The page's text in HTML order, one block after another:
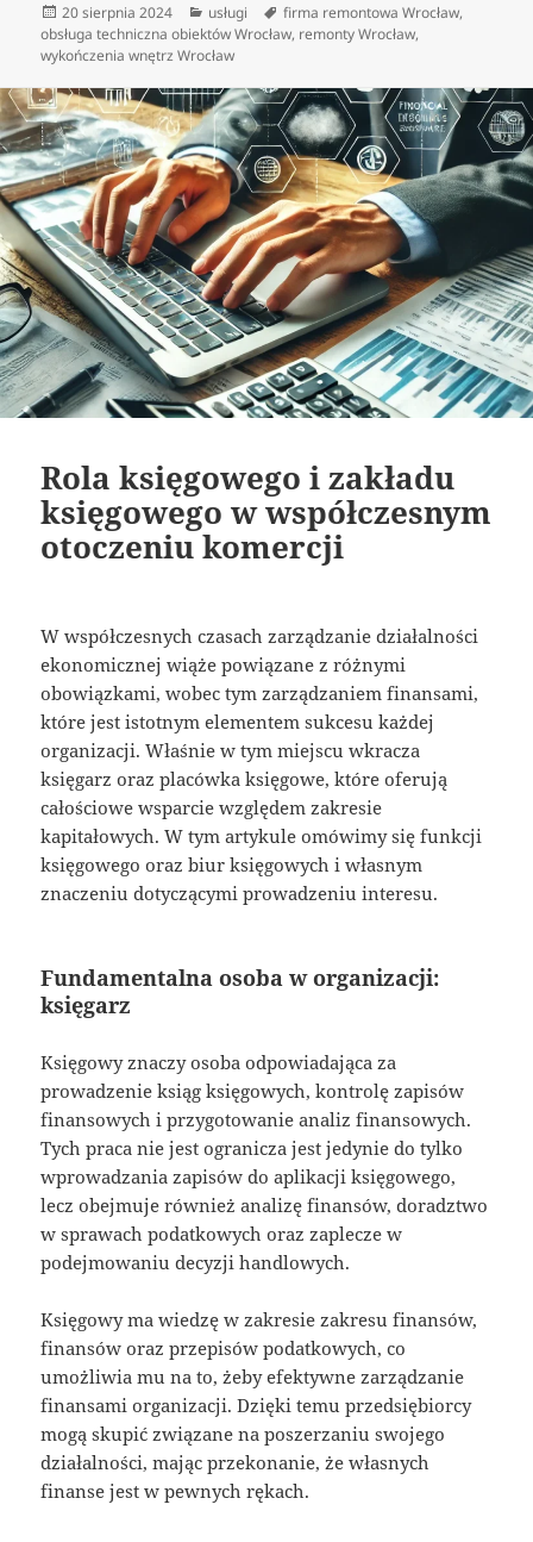
Data
publikacji
20 sierpnia 2024 Kategorie
usługi Tagi
firma remontowa Wrocław,
obsługa techniczna obiektów Wrocław, remonty Wrocław,
wykończenia wnętrz Wrocław
Rola księgowego i zakładu
księgowego w współczesnym
otoczeniu komercji
W współczesnych czasach zarządzanie działalności
ekonomicznej wiąże powiązane z różnymi
obowiązkami, wobec tym zarządzaniem finansami,
które jest istotnym elementem sukcesu każdej
organizacji. Właśnie w tym miejscu wkracza
księgarz oraz placówka księgowe, które oferują
całościowe wsparcie względem zakresie
kapitałowych. W tym artykule omówimy się funkcji
księgowego oraz biur księgowych i własnym
znaczeniu dotyczącymi prowadzeniu interesu.
Fundamentalna osoba w organizacji:
księgarz
Księgowy znaczy osoba odpowiadająca za
prowadzenie ksiąg księgowych, kontrolę zapisów
finansowych i przygotowanie analiz finansowych.
Tych praca nie jest ogranicza jest jedynie do tylko
wprowadzania zapisów do aplikacji księgowego,
lecz obejmuje również analizę finansów, doradztwo
w sprawach podatkowych oraz zaplecze w
podejmowaniu decyzji handlowych.
Księgowy ma wiedzę w zakresie zakresu finansów,
finansów oraz przepisów podatkowych, co
umożliwia mu na to, żeby efektywne zarządzanie
finansami organizacji. Dzięki temu przedsiębiorcy
mogą skupić związane na poszerzaniu swojego
działalności, mając przekonanie, że własnych
finanse jest w pewnych rękach.